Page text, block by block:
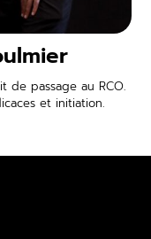
de passage au RCO.
et initiation.